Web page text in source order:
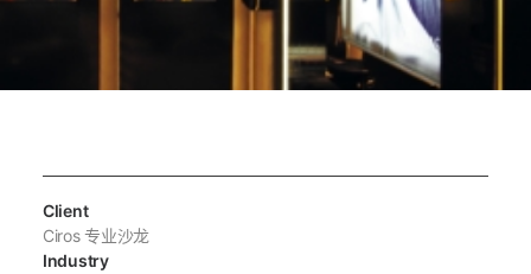
Client
Ciros 专业沙龙
Industry